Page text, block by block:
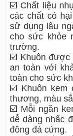
☑️ Chất liệu
các chất có
sử dụng lâu
cho sức khỏe
trường.
☑️ Khuôn được
an toàn với
toàn cho sức
☑️ Khuôn kem
thương, màu
☑️ Mỗi ngăn
dễ dàng nhấc
đông đá cứng.